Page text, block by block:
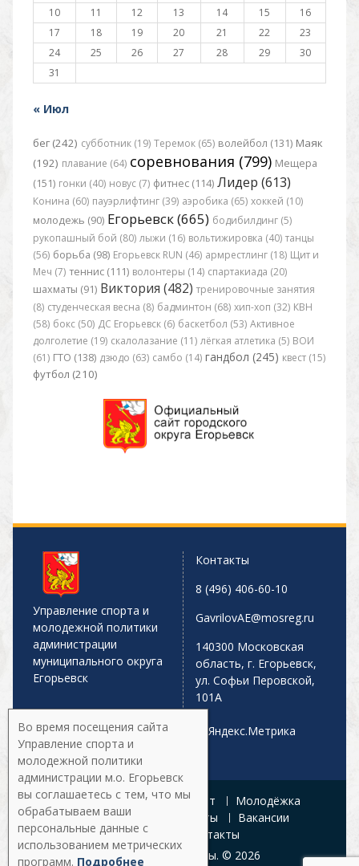
10
11 12 13 14 15
16
17
18 19 20 21 22
23
24
25 26 27 28 29
30
31
« Июл
бег (242) субботник (19) Теремок (65) волейбол (131) Маяк
(192) плавание (64) соревнования (799) Мещера
(151) гонки (40) новус (7) фитнес (114) Лидер (613)
Конина (60) пауэрлифтинг (39) аэробика (65) хоккей (10)
молодежь (90) Егорьевск (665) бодибилдинг (5)
рукопашный бой (80) лыжи (16) вольтижировка (40) танцы
(56) борьба (98) Егорьевск RUN (46) армрестлинг (18) Щит и
Меч (7) теннис (111) волонтеры (14) спартакиада (20)
шахматы (91) Виктория (482) тренировочные занятия
(8) студенческая весна (8) бадминтон (68) хип-хоп (32) КВН
(58) бокс (50) ДС Егорьевск (6) баскетбол (53) Активное
долголетие (19) скалолазание (11) лёгкая атлетика (5) ВОИ
(61) ГТО (138) дзюдо (63) самбо (14) гандбол (245) квест (15)
футбол (210)
Управление спорта и
молодежной политики
администрации
муниципального округа
Егорьевск
Контакты
8 (496) 406-60-10
GavrilovAE@mosreg.ru
140300 Московская
область, г. Егорьевск,
ул. Софьи Перовской,
101А
Главная Афиша Спорт
Молодёжка
Управление
Документы
Вакансии
Галерея
Контакты
Все права защищены. © 2026
Во время посещения сайта
Управление спорта и
молодежной политики
администрации м.о. Егорьевск
вы соглашаетесь с тем, что мы
обрабатываем ваши
персональные данные с
использованием метрических
программ. Подробнее